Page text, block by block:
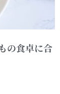
の食卓に合